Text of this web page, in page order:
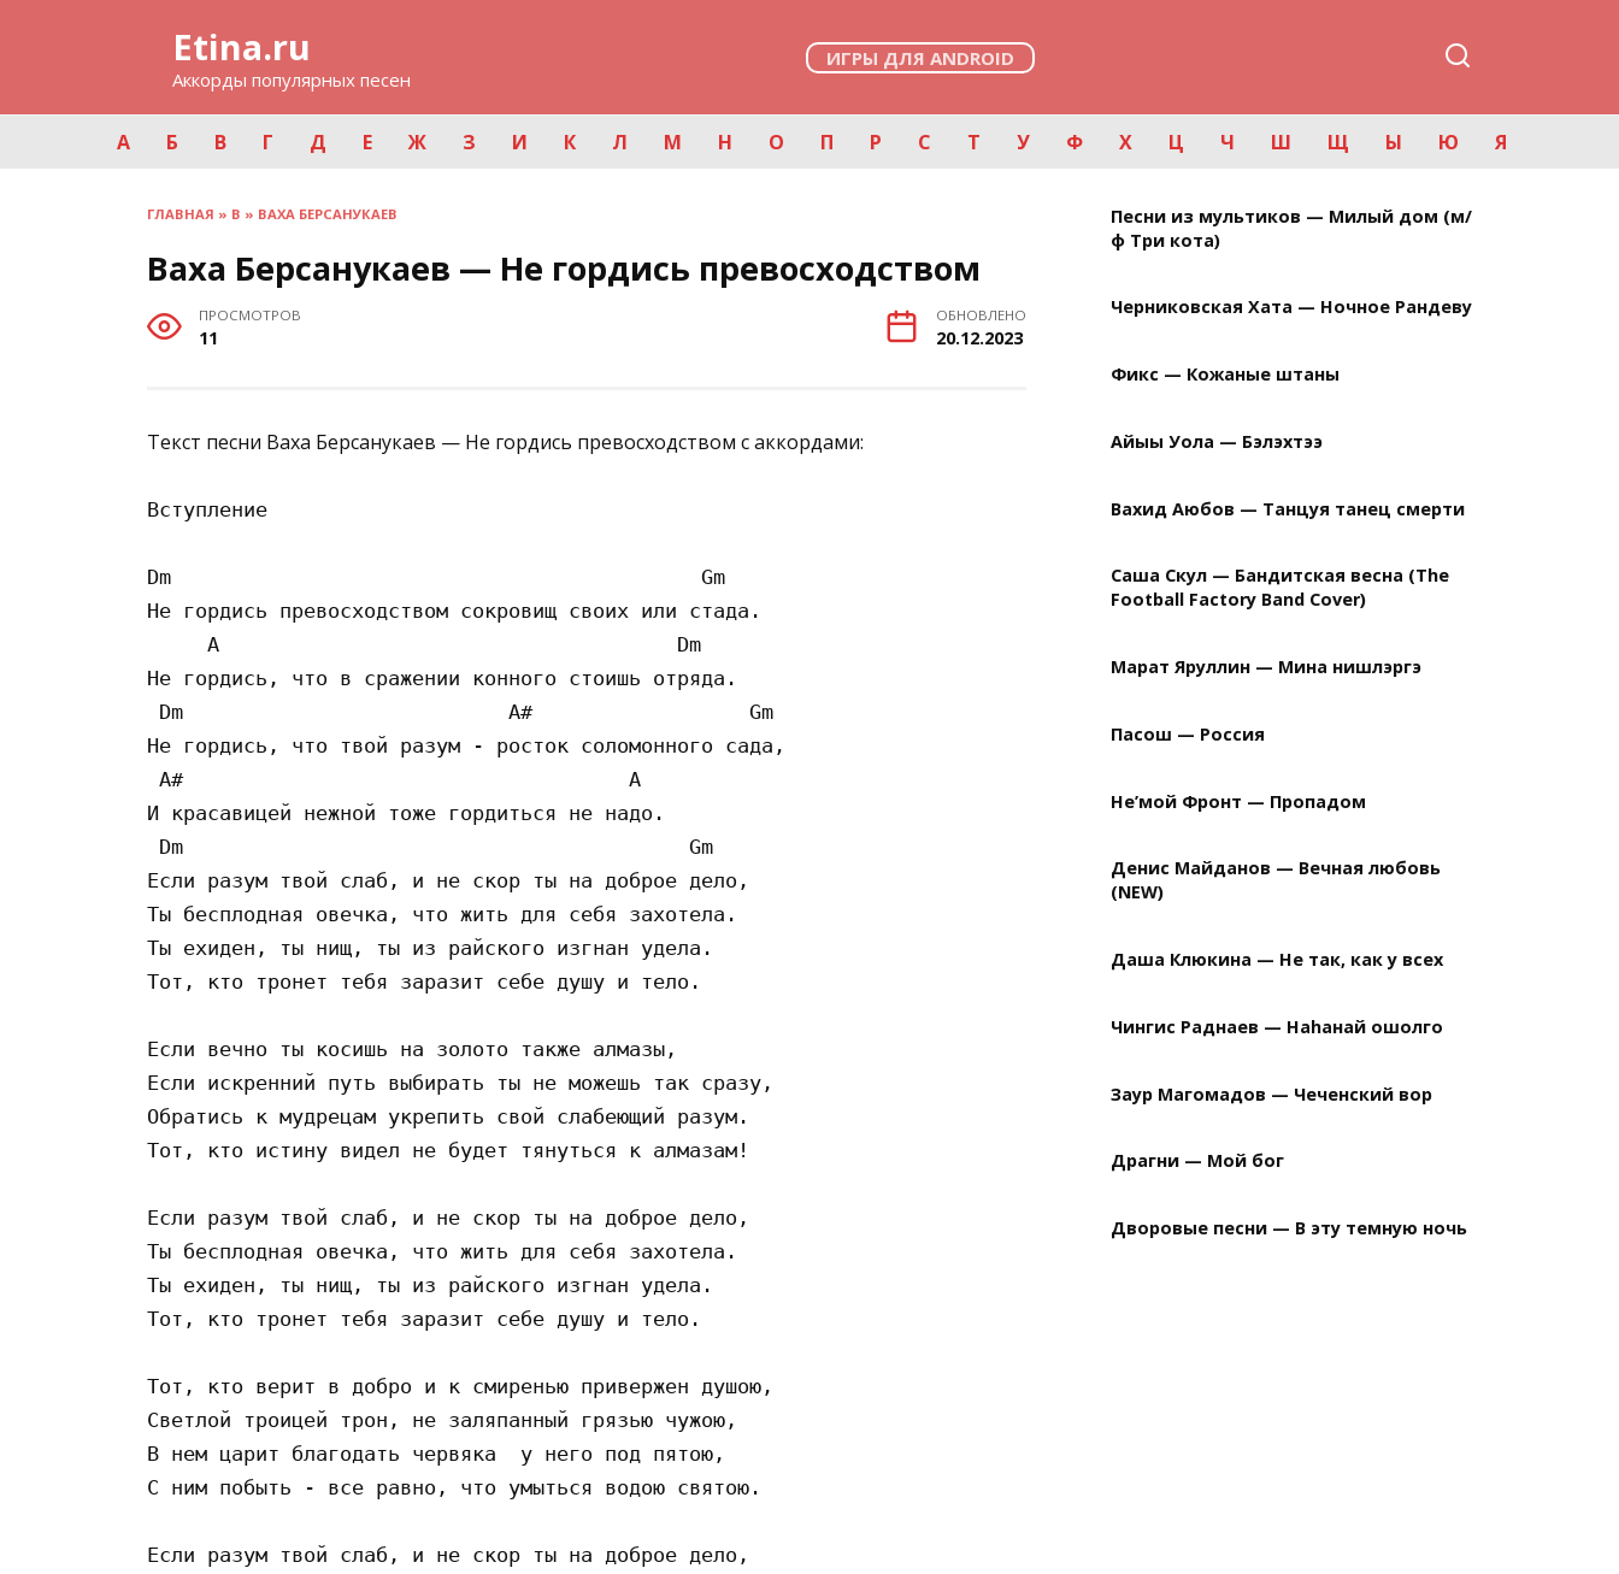
Etina.ru
Аккорды популярных песен
ИГРЫ ДЛЯ ANDROID
А Б В Г Д Е Ж З И К Л М Н О П Р С Т У Ф Х Ц Ч Ш Щ Ы Ю Я
ГЛАВНАЯ » В » ВАХА БЕРСАНУКАЕВ
Ваха Берсанукаев — Не гордись превосходством
ПРОСМОТРОВ
11
ОБНОВЛЕНО
20.12.2023
Текст песни Ваха Берсанукаев — Не гордись превосходством с аккордами:
Вступление
Dm                                            Gm
Не гордись превосходством сокровищ своих или стада.
     A                                      Dm
Не гордись, что в сражении конного стоишь отряда.
Dm                           A#                  Gm
Не гордись, что твой разум - росток соломонного сада,
A#                                     A
И красавицей нежной тоже гордиться не надо.
Dm                                          Gm
Если разум твой слаб, и не скор ты на доброе дело,
Ты бесплодная овечка, что жить для себя захотела.
Ты ехиден, ты нищ, ты из райского изгнан удела.
Тот, кто тронет тебя заразит себе душу и тело.
Если вечно ты косишь на золото также алмазы,
Если искренний путь выбирать ты не можешь так сразу,
Обратись к мудрецам укрепить свой слабеющий разум.
Тот, кто истину видел не будет тянуться к алмазам!
Если разум твой слаб, и не скор ты на доброе дело,
Ты бесплодная овечка, что жить для себя захотела.
Ты ехиден, ты нищ, ты из райского изгнан удела.
Тот, кто тронет тебя заразит себе душу и тело.
Тот, кто верит в добро и к смиренью привержен душою,
Светлой троицей трон, не заляпанный грязью чужою,
В нем царит благодать червяка  у него под пятою,
С ним побыть - все равно, что умыться водою святою.
Если разум твой слаб, и не скор ты на доброе дело,
Песни из мультиков — Милый дом (м/
ф Три кота)
Черниковская Хата — Ночное Рандеву
Фикс — Кожаные штаны
Айыы Уола — Бэлэхтээ
Вахид Аюбов — Танцуя танец смерти
Саша Скул — Бандитская весна (The
Football Factory Band Cover)
Марат Яруллин — Мина нишлэргэ
Пасош — Россия
Не’мой Фронт — Пропадом
Денис Майданов — Вечная любовь
(NEW)
Даша Клюкина — Не так, как у всех
Чингис Раднаев — Наhанай ошолго
Заур Магомадов — Чеченский вор
Драгни — Мой бог
Дворовые песни — В эту темную ночь